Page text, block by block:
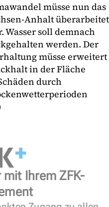
müsse nun das
Anhalt überarbeitet
Wasser soll demnach
werden. Der
müsse erweitert
in der Fläche
durch
Ihrem ZFK-